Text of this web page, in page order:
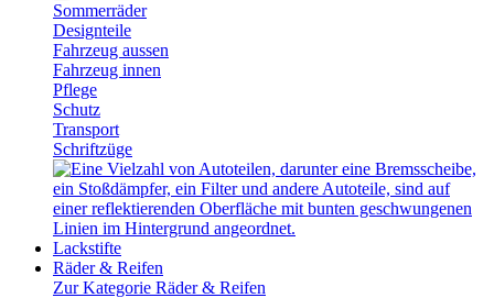
Sommerräder
Designteile
Fahrzeug aussen
Fahrzeug innen
Pflege
Schutz
Transport
Schriftzüge
Lackstifte
Räder & Reifen
Zur Kategorie Räder & Reifen